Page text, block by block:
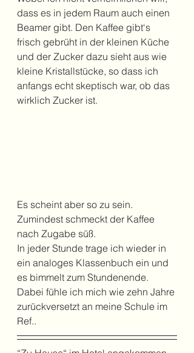
dass es in jedem Raum auch einen
Beamer gibt. Den Kaffee gibt‘s
frisch gebrüht in der kleinen Küche
und der Zucker dazu sieht aus wie
kleine Kristallstücke, so dass ich
anfangs echt skeptisch war, ob das
wirklich Zucker ist.
Es scheint aber so zu sein.
Zumindest schmeckt der Kaffee
nach Zugabe süß.
In jeder Stunde trage ich wieder in
ein analoges Klassenbuch ein und
es bimmelt zum Stundenende.
Dabei fühle ich mich wie zehn Jahre
zurückversetzt an meine Schule im
Ref..